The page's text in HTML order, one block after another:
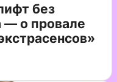
без
— о провале